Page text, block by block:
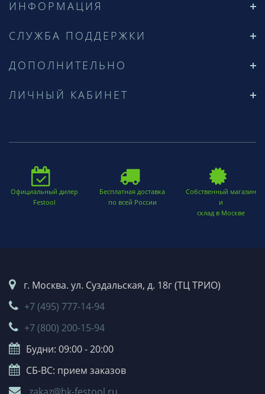
ИНФОРМАЦИЯ
СЛУЖБА ПОДДЕРЖКИ
ДОПОЛНИТЕЛЬНО
ЛИЧНЫЙ КАБИНЕТ
Официальный дилер
Festool
Бесплатная доставка
по всей России
Собственный магазин
и
склад в Москве
г. Москва. ул. Суздальская, д. 18г (ТЦ ТРИО)
+7 (495) 777-14-94
+7 (800) 200-15-94
Будни: 09:00 - 20:00
СБ-ВС: прием заказов